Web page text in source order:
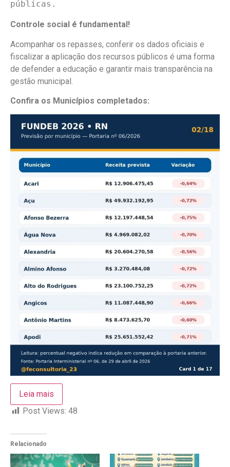
públicas.
Controle social é fundamental!
Acompanhar os repasses, conferir os dados oficiais e
fiscalizar a aplicação dos recursos públicos é uma forma
de defender a educação e garantir mais transparência na
gestão municipal.
Confira os Municípios completados:
Leia mais
Post Views: 48
Relacionado